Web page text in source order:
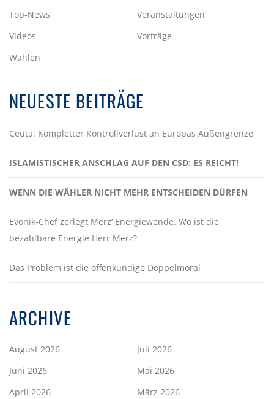
Top-News
Veranstaltungen
Videos
Vorträge
Wahlen
NEUESTE BEITRÄGE
Ceuta: Kompletter Kontrollverlust an Europas Außengrenze
ISLAMISTISCHER ANSCHLAG AUF DEN CSD: ES REICHT!
WENN DIE WÄHLER NICHT MEHR ENTSCHEIDEN DÜRFEN
Evonik-Chef zerlegt Merz‘ Energiewende. Wo ist die
bezahlbare Energie Herr Merz?
Das Problem ist die offenkundige Doppelmoral
ARCHIVE
August 2026
Juli 2026
Juni 2026
Mai 2026
April 2026
März 2026